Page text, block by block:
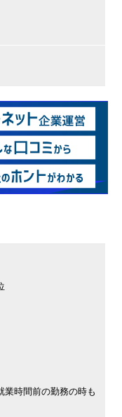
業時間前の勤務の時も